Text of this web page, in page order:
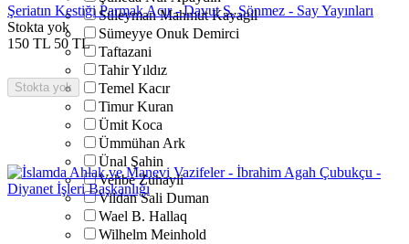
Süleyman Mahmut Kayagil
Sümeyye Onuk Demirci
Taftazani
Tahir Yıldız
Temel Kacır
Timur Kuran
Ümit Koca
Ümmühan Ark
Ünal Şahin
Vehbe Zuhayli
Vildan Sali Duman
Wael B. Hallaq
Wilhelm Meinhold
Şeriatın Kestiği Parmak Acır - Davut S. Sönmez - Say Yayınları
Stokta yok
150 TL 50 TL
Stokta yok